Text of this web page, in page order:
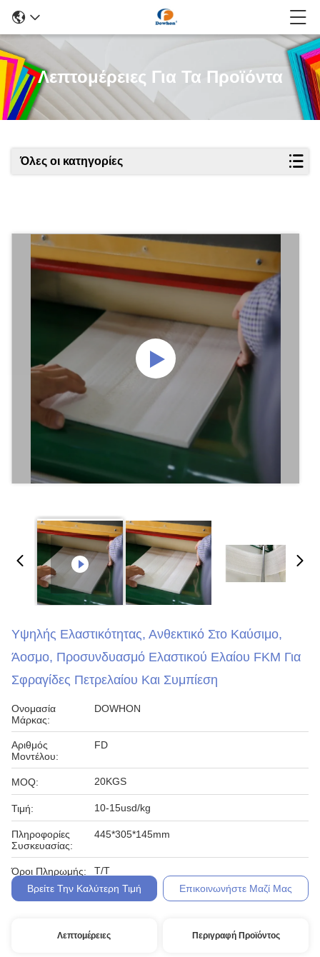
Λεπτομέρειες Για Τα Προϊόντα
Όλες οι κατηγορίες
Υψηλής Ελαστικότητας, Ανθεκτικό Στο Καύσιμο,
Άοσμο, Προσυνδυασμό Ελαστικού Ελαίου FKM Για
Σφραγίδες Πετρελαίου Και Συμπίεση
Ονομασία
Μάρκας:
DOWHON
Αριθμός
Μοντέλου:
FD
MOQ: 20KGS
Τιμή: 10-15usd/kg
Πληροφορίες
Συσκευασίας:
445*305*145mm
Όροι Πληρωμής:
T/T
Βρείτε Την Καλύτερη Τιμή
Επικοινωνήστε Μαζί Μας
Λεπτομέρειες Περιγραφή Προϊόντος